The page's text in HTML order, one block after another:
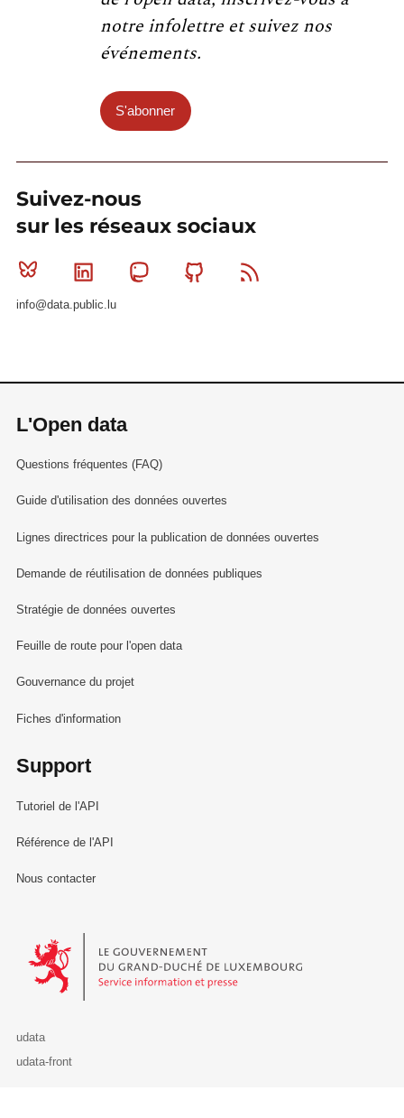
notre infolettre et suivez nos
événements.
S'abonner
Suivez-nous
sur les réseaux sociaux
Bluesky Linkedin MastodonGithub
info@data.public.lu
L'Open data
Questions fréquentes (FAQ)
Guide d'utilisation des données ouvertes
Lignes directrices pour la publication de données ouvertes
Demande de réutilisation de données publiques
Stratégie de données ouvertes
Feuille de route pour l'open data
Gouvernance du projet
Fiches d'information
Support
Tutoriel de l'API
Référence de l'API
Nous contacter
Le Gouvernement du Grand-Duché de Luxembourg - Service
udata
udata-front